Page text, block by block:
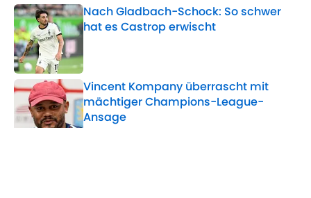
Nach Gladbach-Schock: So schwer
hat es Castrop erwischt
Vincent Kompany überrascht mit
mächtiger Champions-League-
Ansage
Published by on Invalid Date